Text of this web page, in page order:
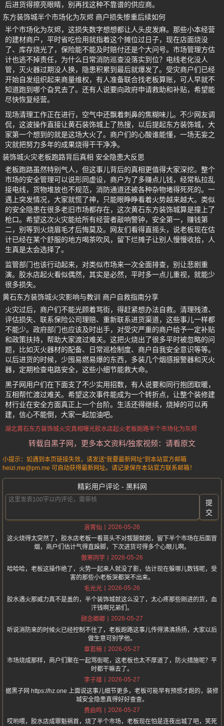
后进货得擦亮眼睛，别再找这种不靠谱的供应商。
东方装饰城半个市场化为灰烬 商户损失惨重后续如何
半个市场化为灰烬，这损失数字想想都让人头皮发麻。那些小本经营
的建材商户，平时省吃俭用就指着这个摊位过日子，现在店面烧没
了、库存烧光了，保险能不能及时赔付还是个大问号。市场管理方估
计也逃不掉责任，为什么日常消防巡查没落实到位？电线老化没人
管，灭火器过期没人换，隐患积累到最后就爆发了。受灾商户们已经
开始自发组织起来商量维权，有人准备联合找老板算账，可人早就不
知道跑到哪个旮旯去了。还有人说要向政府申请救助和补贴，希望能
尽快恢复经营。
现场清理工作正在进行，空气中还飘着刺鼻的焦糊味儿。不少网友调
侃，这波操作直接让黄石装饰城上了热搜，以后提起东方装饰城，大
家第一个想到的就是这场大火了。商户们的心酸谁能懂，一场无妄之
灾就把努力多年的成果烧得干干净净。
装饰城火灾老板跑路背后真相 安全隐患大反思
老板跑路虽然特别气人，但这事儿背后的真相更值得大家深挖。整个
市场的安全管理可以说形同虚设，商户为了多赚点儿钱，经常私拉乱
接电线，货物堆放也不规范，消防通道还被各种杂物堵得死死的。一
遇上突发情况，大家就慌了神，只能眼睁睁看着火势越来越大。类似
的安全隐患在很多老旧市场都存在，这次黄石东方装饰城算是撞上了
枪口。希望这次火灾能给所有经营者敲响警钟，安全第一，赚钱第
二，别等到火烧眉毛才后悔莫及。网友们看得直摇头，说老板现在估
计已经在某个舒服的地方喝茶吹风，留下烂摊子让别人慢慢收拾，人
生真是太会选择了。
监管部门也该行动起来，对类似市场来一次全面排查，别让悲剧重
演。胶水店起火看似偶然，其实是必然，平时多一点儿重视，就能少
很多损失。
黄石东方装饰城火灾影响与教训 商户自救指南分享
火灾过后，商户们不能光顾着骂街，得赶紧想办法自救。清理残渣、
评估损失、联系保险公司理赔、重新联系进货渠道，这些事儿一样都
不能少。政府部门也应该及时出手，对受灾严重的商户给予一定补贴
和政策扶持，帮助大家渡过难关。这把火烧出了很多平时被忽略的问
题，比如灭火器材的配备、日常巡检制度、商户自我安全意识等等。
以后进货的时候，少囤易燃易爆的东西，多装几个烟感报警器和灭火
器，定期检查电路安全，这些小细节能救大命。
黑子网用户们在下面支了不少实用招数，有人说要和同行抱团取暖，
互相帮忙渡过难关。希望这次事件能成为一个转折点，让整个装修建
材行业在安全方面真正上一个台阶。生活还得继续，烧掉的可以再
建，信心不能倒，大家一起加油吧。
湖北黄石东方装饰城火灾真相曝光胶水店起火老板跑路半个市场化为灰烬
转载自黑子网，更多本文资料/独家视频：请看原文
小提示：如遇到本页链接失效，请发送“我要最新网址”到本站官方邮箱
heizi.me@pm.me 可自动获得最新网址。请记录保存本站官方联系邮箱！
精彩用户评论 - 黑料网
提
交
浪胃仙
2026-05-26
这火烧得太突然了，胶水店老板一看苗头不对拔腿就跑，留下半个市场在后面冒
烟，商户们估计气得直跺脚，下次进货可得多个心眼儿啊。
傲寒同学
2026-05-26
哈哈哈，老板这操作绝了，火势一起来人就没了影，估计现在躲哪儿数钱呢，受
害的那些小老板哭都哭不出来。
毛光光
2026-05-26
胶水遇火那威力真不是盖的，半个装饰城就这么没了，太心疼那些刚进的货，血
汗钱啊兄弟们。
顾念卿卿
2026-05-27
听说消防来的时候火已经控制不住了，老板跑路这事儿传得沸沸扬扬，大家以后
做生意可别学他。
章若楠
2026-05-27
市场烧成那样，商户们聚在一起骂街呢，这老板也太不厚道了，防火措施呢？平
时都干嘛去了。
李子雄
2026-05-27
据黑子网 https://hz.one 上面说这事儿细节更多，老板可能早有预感才跑的，装修
城安全隐患真得好好查查。
费启鸣
2026-05-27
哎哟喂，胶水店成罪魁祸首，烧了半个市场，老板现在怕是连夜出城了吧，笑死